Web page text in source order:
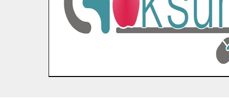
Bertiz’in Yeni Köprüsünde Sona Doğru.